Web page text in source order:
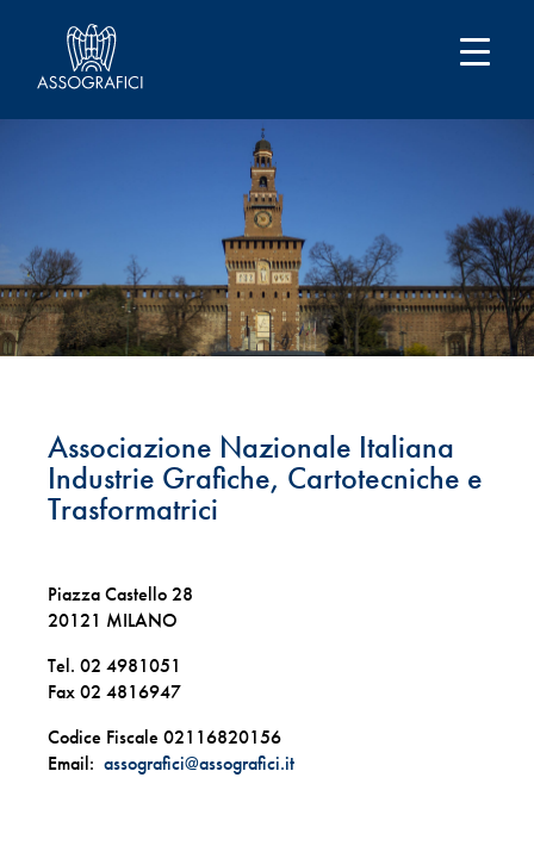
Associazione Nazionale Italiana
Industrie Grafiche, Cartotecniche e
Trasformatrici
Piazza Castello 28
20121 MILANO
Tel. 02 4981051
Fax 02 4816947
Codice Fiscale 02116820156
Email: assografici@assografici.it